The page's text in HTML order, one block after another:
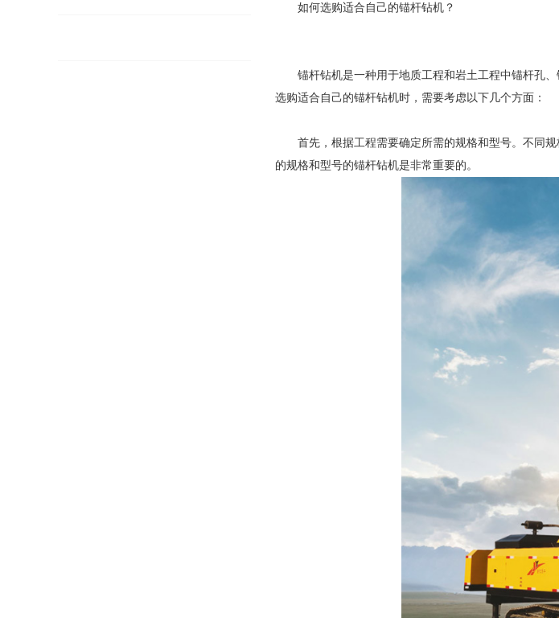
如何选购适合自己的锚杆钻机 ？
锚杆钻机是一种用于地质工程和岩土工程中锚杆孔
选购适合自己的锚杆钻机时，需要考虑以下几个方面：
首先，根据工程需要确定所需的规格和型号。不同
的规格和型号的锚杆钻机是非常重要的。